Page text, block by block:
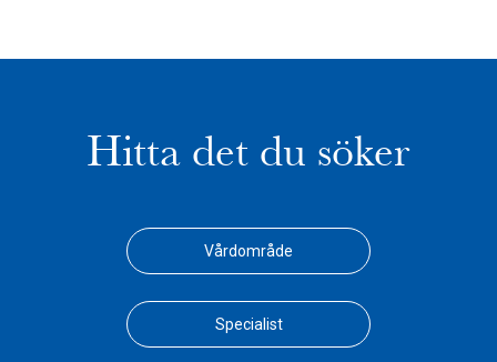
Hitta det du söker
Vårdområde
Specialist